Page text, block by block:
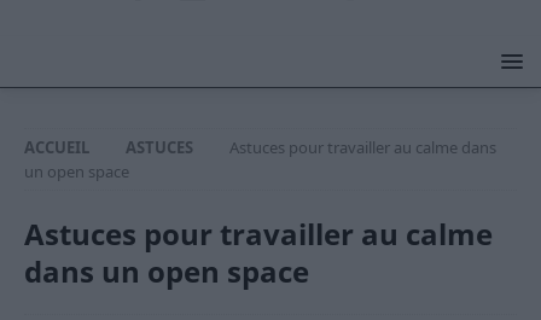
ACCUEIL ASTUCES
Astuces pour travailler au calme dans
un open space
Astuces pour travailler au calme
dans un open space